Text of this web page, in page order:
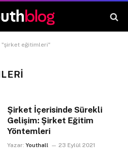
"şirket eğitimleri"
Şirket İçerisinde Sürekli
Gelişim: Şirket Eğitim
Yöntemleri
Yazar: Youthall 23 Eylül 2021